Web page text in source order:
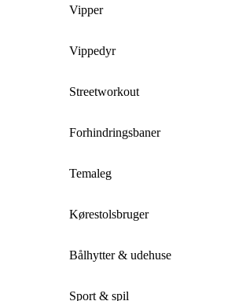
Vipper
Vippedyr
Streetworkout
Forhindringsbaner
Temaleg
Kørestolsbruger
Bålhytter & udehuse
Sport & spil